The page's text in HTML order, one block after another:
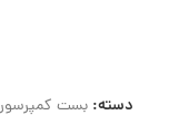
دسته: بست